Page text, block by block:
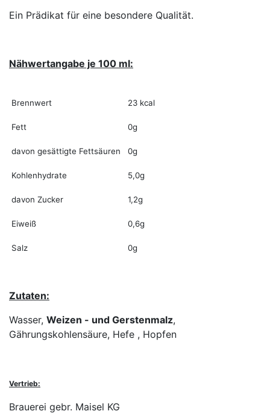
Ein Prädikat für eine besondere Qualität.
Nähwertangabe je 100 ml:
Brennwert 23 kcal
Fett 0g
davon gesättigte Fettsäuren 0g
Kohlenhydrate 5,0g
davon Zucker 1,2g
Eiweiß 0,6g
Salz 0g
Zutaten:
Wasser, Weizen - und Gerstenmalz,
Gährungskohlensäure, Hefe , Hopfen
Vertrieb:
Brauerei gebr. Maisel KG